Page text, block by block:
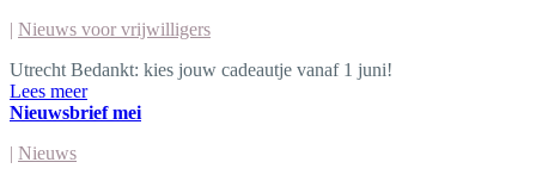
| Nieuws voor vrijwilligers
Utrecht Bedankt: kies jouw cadeautje vanaf 1 juni!
Lees meer
Nieuwsbrief mei
| Nieuws